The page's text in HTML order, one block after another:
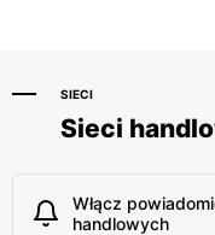
SIECI
Sieci
Włącz
handlowych